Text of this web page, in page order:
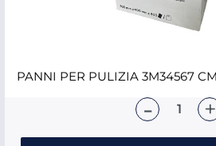
PANNI PER PULIZIA 3M34567